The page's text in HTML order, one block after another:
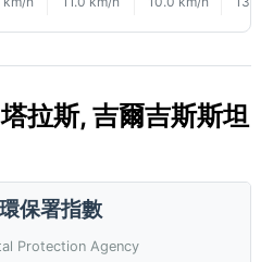
拉斯, 吉爾吉斯斯坦
保署指數
Protection Agency